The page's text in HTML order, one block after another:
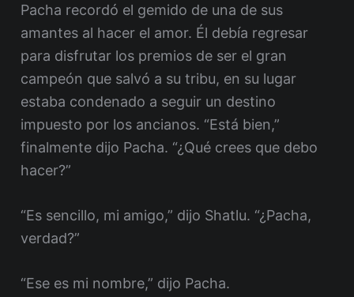
Pacha recordó el gemido de una de sus
amantes al hacer el amor. Él debía regresar
para disfrutar los premios de ser el gran
campeón que salvó a su tribu, en su lugar
estaba condenado a seguir un destino
impuesto por los ancianos. “Está bien,”
finalmente dijo Pacha. “¿Qué crees que debo
hacer?”
“Es sencillo, mi amigo,” dijo Shatlu. “¿Pacha,
verdad?”
“Ese es mi nombre,” dijo Pacha.